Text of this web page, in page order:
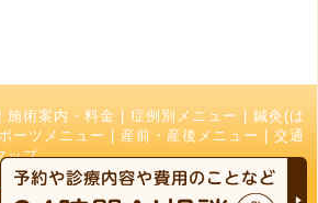
施術案内・料金 症例別メニュー
鍼灸(は
ーツメニュー 産前・産後メニュー
交通
ップ
サージ、接骨院でお探しの方はなかお